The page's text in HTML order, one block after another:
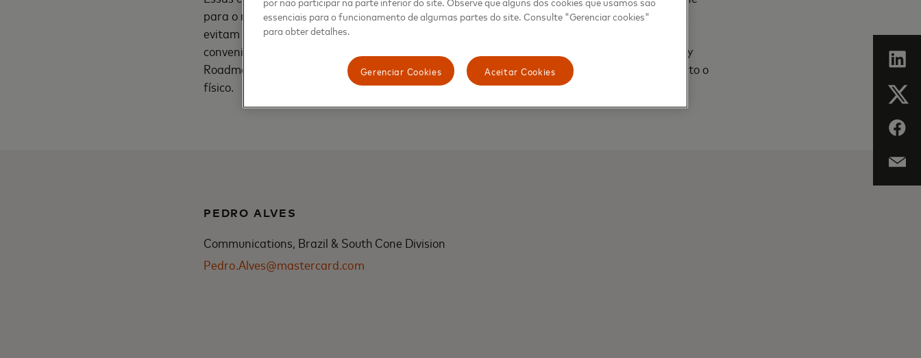
para o nível dos pagamentos presenciais, com índices em torno de 95%.Medidas como essas
evitam o ataque de cibercriminosos e garantem uma experiência de compra mais segura e
conveniente para o consumidor. Esse conjunto de ações fazem parte do plano Digital Security
Roadmap, desenvolvido pela Mastercard para garantir um ambiente online tão seguro quanto o
físico.
PEDRO ALVES
Communications, Brazil & South Cone Division
Pedro.Alves@mastercard.com
essenciais para o funcionamento de algumas partes do site. Consulte "Gerenciar cookies"
para obter detalhes.
Aceitar Cookies
Gerenciar Cookies